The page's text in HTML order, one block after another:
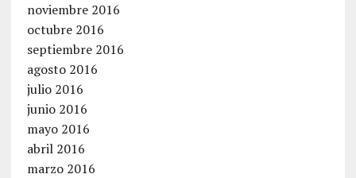
noviembre 2016
octubre 2016
septiembre 2016
agosto 2016
julio 2016
junio 2016
mayo 2016
abril 2016
marzo 2016